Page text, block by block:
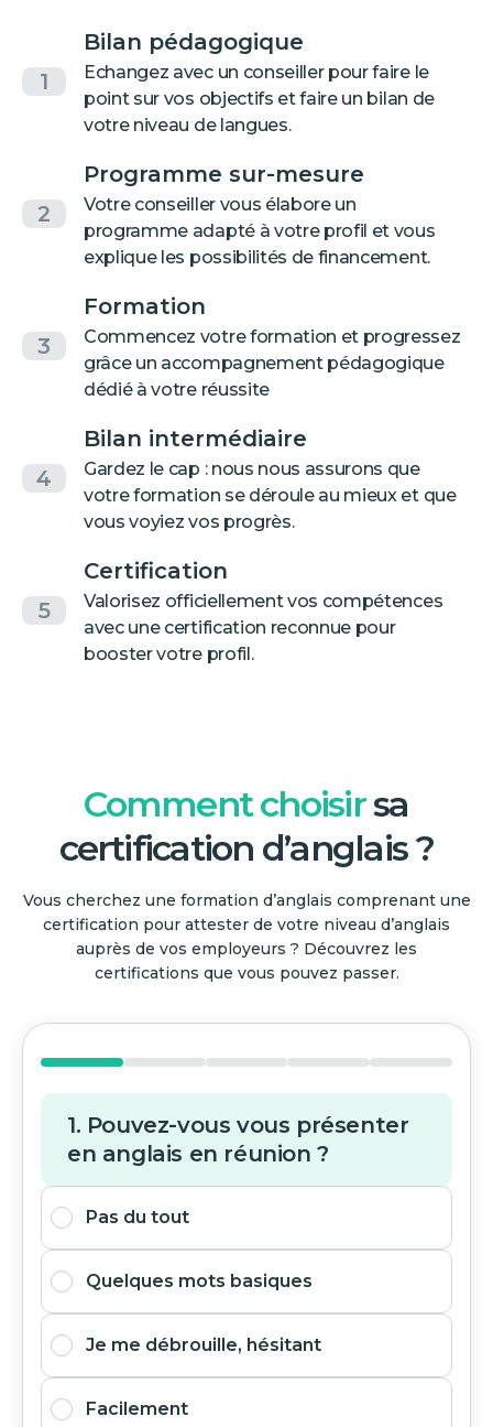
1
Bilan pédagogique
Echangez avec un conseiller pour faire le
point sur vos objectifs et faire un bilan de
votre niveau de langues.
2
Programme sur-mesure
Votre conseiller vous élabore un
programme adapté à votre profil et vous
explique les possibilités de financement.
3
Formation
Commencez votre formation et progressez
grâce un accompagnement pédagogique
dédié à votre réussite
4
Bilan intermédiaire
Gardez le cap : nous nous assurons que
votre formation se déroule au mieux et que
vous voyiez vos progrès.
5
Certification
Valorisez officiellement vos compétences
avec une certification reconnue pour
booster votre profil.
Comment choisirsa
certification d’anglais ?
Vous cherchez une formation d’anglais comprenant une
certification pour attester de votre niveau d’anglais
auprès de vos employeurs ? Découvrez les
certifications que vous pouvez passer.
1. Pouvez-vous vous présenter
en anglais en réunion ?
Pas du tout
Quelques mots basiques
Je me débrouille, hésitant
Facilement